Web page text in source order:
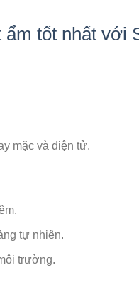
ẩm tốt nhất với
mặc và điện tử.
tự nhiên.
trường.